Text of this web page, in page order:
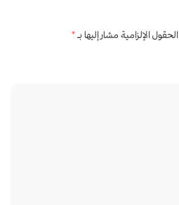
الحقول الإلزامية مشار إليها بـ*